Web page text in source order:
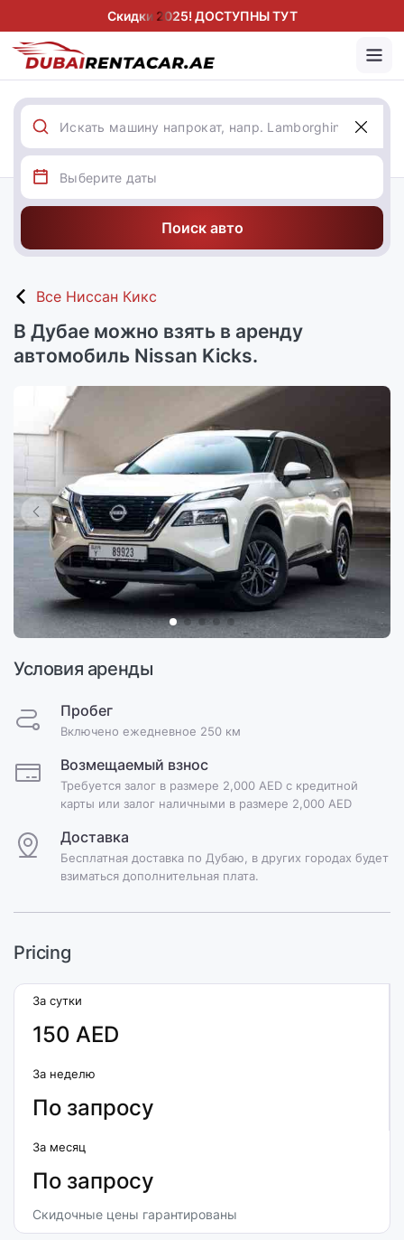
Скидки 2025! ДОСТУПНЫ ТУТ
Поиск авто
Все Ниссан Кикс
В Дубае можно взять в аренду
автомобиль Nissan Kicks.
Условия аренды
Пробег
Включено ежедневное 250 км
Возмещаемый взнос
Требуется залог в размере 2,000 AED с кредитной
карты или залог наличными в размере 2,000 AED
Доставка
Бесплатная доставка по Дубаю, в других городах будет
взиматься дополнительная плата.
Pricing
За сутки
150 AED
За неделю
По запросу
За месяц
По запросу
Скидочные цены гарантированы